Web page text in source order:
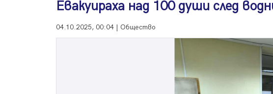
Евакуираха над 100 души след
04.10.2025, 00:04 | Общество